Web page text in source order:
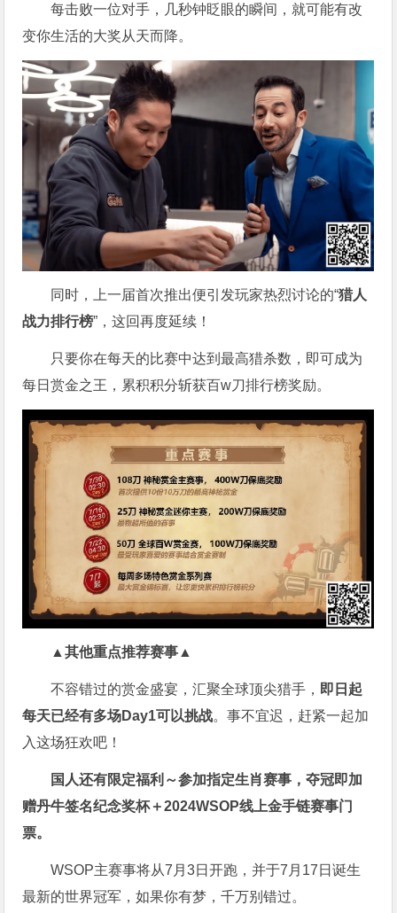
每击败一位对手，几秒钟眨眼的瞬间，就可能有改
变你生活的大奖从天而降。
同时，上一届首次推出便引发玩家热烈讨论的“猎人
战力排行榜”，这回再度延续！
只要你在每天的比赛中达到最高猎杀数，即可成为
每日赏金之王，累积积分斩获百w刀排行榜奖励。
▲其他重点推荐赛事▲
不容错过的赏金盛宴，汇聚全球顶尖猎手， 即日起
每天已经有多场Day1可以挑战。事不宜迟，赶紧一起加
入这场狂欢吧！
国人还有限定福利～参加指定生肖赛事，夺冠即加
赠丹牛签名纪念奖杯＋2024WSOP线上金手链赛事门
票。
WSOP主赛事将从7月3日开跑，并于7月17日诞生
最新的世界冠军，如果你有梦，千万别错过。